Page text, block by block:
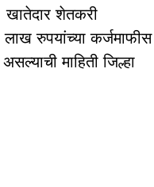
शेतकरी
रुपयांच्या कर्जमाफीस
माहिती जिल्हा